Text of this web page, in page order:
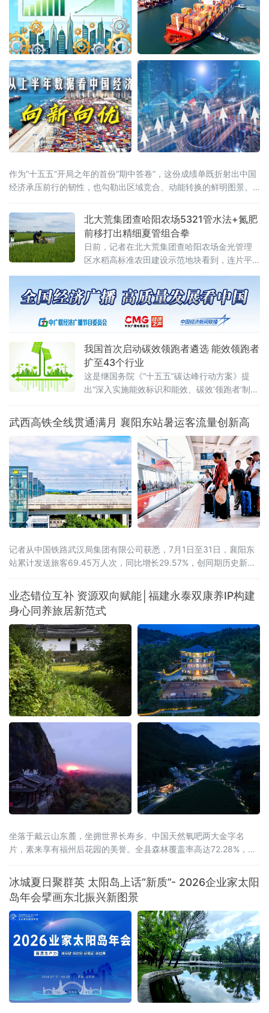
作为“十五五”开局之年的首份“期中答卷”，这份成绩单既折射出中国
经济承压前行的韧性，也勾勒出区域竞合、动能转换的鲜明图景。
示，上半年国内生产总值达69.6万亿元，同比增长4.7%。从增量
看，上半年GDP较去年同期增长3.6万亿元，为近五年
北大荒集团查哈阳农场5321管水法+氮肥
前移打出精细夏管组合拳
日前，记者在北大荒集团查哈阳农场金光管理
区水稻高标准农田建设示范地块看到，连片平
健壮。管理区工作人员正穿梭于田间，按照拔
节孕穗期“5321”管水法要求，开展控水作业。
我国首次启动碳效领跑者遴选 能效领跑者
扩至43个行业
这是继国务院《“十五五”碳达峰行动方案》提
出“深入实施能效标识和能效、碳效‘领跑者’制
武西高铁全线贯通满月 襄阳东站暑运客流量创新高
记者从中国铁路武汉局集团有限公司获悉，7月1日至31日，襄阳东
站累计发送旅客69.45万人次，同比增长29.57%，创同期历史新
日，西安至十堰高速铁路开通运营，武西高铁实现全线贯通，襄阳
至西安最快旅行时间压缩至1小时41分。据统计，7月份，襄阳东站
前往山西、陕西方向的旅
业态错位互补 资源双向赋能│福建永泰双康养IP构建
身心同养旅居新范式
坐落于戴云山东麓，坐拥世界长寿乡、中国天然氧吧两大金字名
片，素来享有福州后花园的美誉。全县森林覆盖率高达72.28%，连
沛，孕育出独有的山地小气候，冬无严寒、夏无酷暑，夏季昼夜温
差分明，空气温润通透，是静养元气、调理身心的天然福地，为当
地发展高端康养旅居产业，构筑了其他区域难以复刻的生态底层
冰城夏日聚群英 太阳岛上话“新质”- 2026企业家太阳
岛年会擘画东北振兴新图景